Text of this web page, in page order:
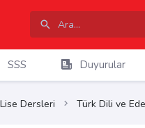
SSS Duyurular
Dersleri Türk Dili ve